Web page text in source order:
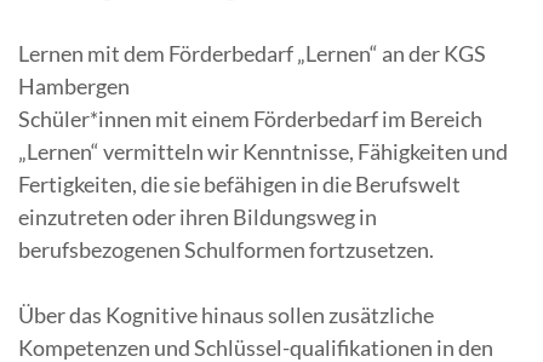
Lernen mit dem Förderbedarf „Lernen“ an der KGS
Hambergen
Schüler*innen mit einem Förderbedarf im Bereich
„Lernen“ vermitteln wir Kenntnisse, Fähigkeiten und
Fertigkeiten, die sie befähigen in die Berufswelt
einzutreten oder ihren Bildungsweg in
berufsbezogenen Schulformen fortzusetzen.
Über das Kognitive hinaus sollen zusätzliche
Kompetenzen und Schlüssel-qualifikationen in den